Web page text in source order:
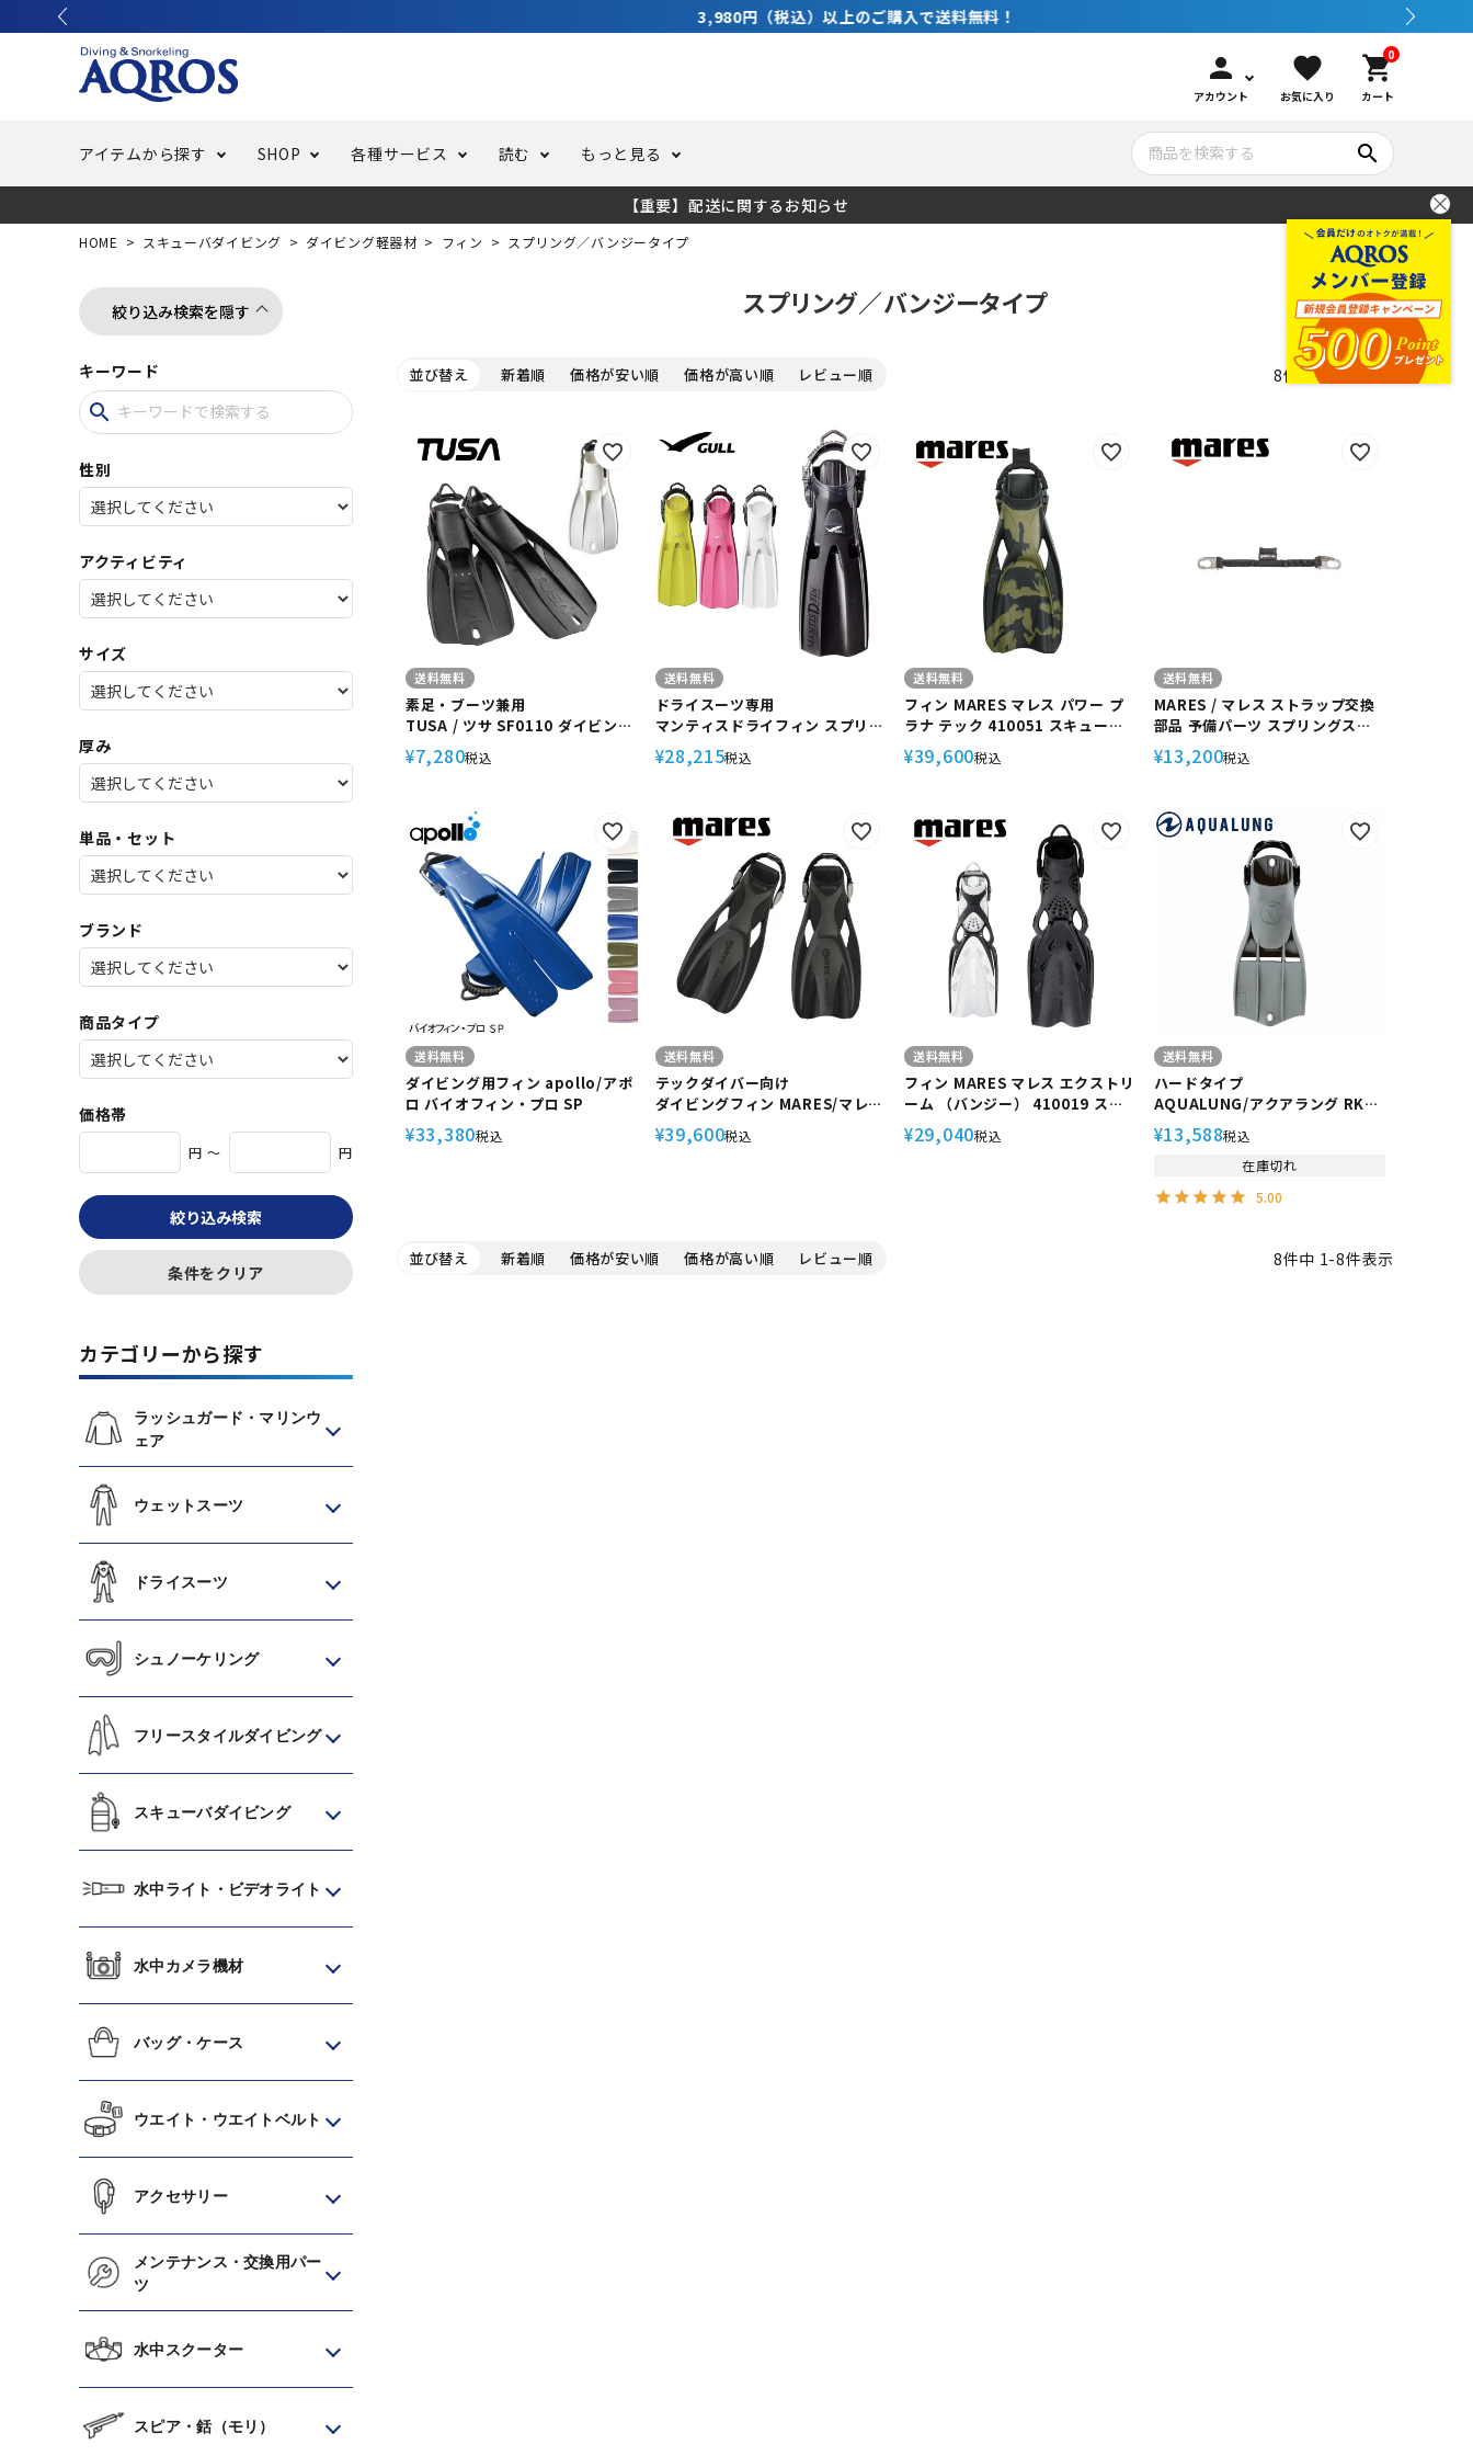
3,980円（税込）以上のご購入で送料無料！
person
アカウント
favorite
お気に入り
0
shopping_cart
カート
アイテムから探す
ラッシュガード・水着・マリンウェア ウエットスーツ
フリースタイルダイビング 水中ライト・ビデオライト
バッグ・ケース ウエイト・ウエイトベルト アクセサリー メンテナンサービス・交換用パーツ
スイミング サーフ アウトドア
SALE 店舗限定商品
SHOP
池袋店／IKEBUKURO
各種サービス
バッテリー交換 オーバーホール
読む
ニュース 特集
でしか 今コレ愛用してます！
もっと見る
ご利用ガイド はじめての方へ
LINE ID連携でお買い物が便利に 海の遊びをもっと知る
求人
search
【重要】配送に関するお知らせ
HOME スキューバダイビング ダイビング軽器材 フィン スプリング／バンジータイプ
絞り込み検索を隠す
キーワード
search
性別
アクティビティ
サイズ
厚み
単品・セット
ブランド
商品タイプ
価格帯
円 ～ 円
絞り込み検索
条件をクリア
カテゴリーから探す
ラッシュガード・マリンウ
ェア
ウェットスーツ
ドライスーツ
シュノーケリング
フリースタイルダイビング
スキューバダイビング
水中ライト・ビデオライト
水中カメラ機材
バッグ・ケース
ウエイト・ウエイトベルト
アクセサリー
メンテナンス・交換用パー
ツ
水中スクーター
スピア・銛（モリ）
スプリング／バンジータイプ
並び替え 新着順 価格が安い順 価格が高い順 レビュー順 8件中1 -8件表示
送料無料
素足・ブーツ兼用
TUSA / ツサ SF0110 ダイビング
フィン スキューバダイビング
¥7,280税込
送料無料
ドライスーツ専用
マンティスドライフィン スプリン
グストラップ GULL/ガル GF-
2283P・GF-2285P 大きいブー
¥28,215税込
送料無料
フィン MARES マレス パワー プ
ラナ テック 410051 スキューバ
ダイビング 軽器材
¥39,600税込
送料無料
MARES / マレス ストラップ交換
部品 予備パーツ スプリングスト
ラップ for TEK FIN ダイビング
メンテナンス用品 スキューバ ス
¥13,200税込
送料無料
ダイビング用フィン apollo/アポ
ロ バイオフィン・プロ SP
¥33,380税込
送料無料
テックダイバー向け
ダイビングフィン MARES/マレス
パワープラナ テック POWER
PLANA TEC 410050
¥39,600税込
送料無料
フィン MARES マレス エクストリ
ーム （バンジー） 410019 スキ
ューバダイビング 軽器材
¥29,040税込
送料無料
ハードタイプ
AQUALUNG/アクアラング RK3
HDフィン ダイビングフィン スプ
リングストラップ 硬め 重め
¥13,588税込
在庫切れ
5.00
並び替え 新着順 価格が安い順 価格が高い順 レビュー順 8件中 1-8件表示